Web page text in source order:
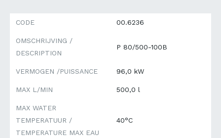
CODE 00.6236
OMSCHRIJVING /
DESCRIPTION
P 80/500-100B
VERMOGEN /PUISSANCE 96,0 kW
MAX L/MIN 500,0 l
MAX WATER
TEMPERATUUR /
TEMPERATURE MAX EAU
40°C